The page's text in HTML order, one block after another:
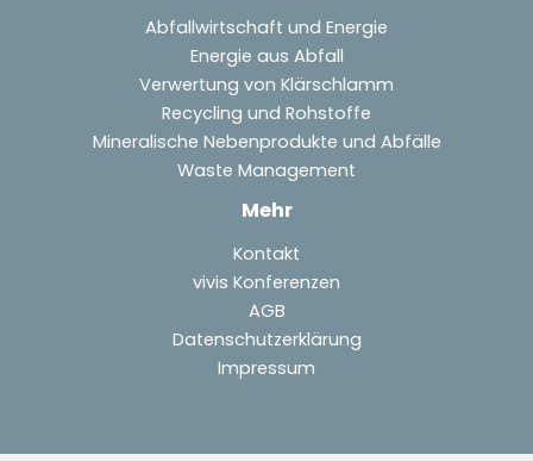
Abfallwirtschaft und Energie
Energie aus Abfall
Verwertung von Klärschlamm
Recycling und Rohstoffe
Mineralische Nebenprodukte und Abfälle
Waste Management
Mehr
Kontakt
vivis Konferenzen
AGB
Datenschutzerklärung
Impressum